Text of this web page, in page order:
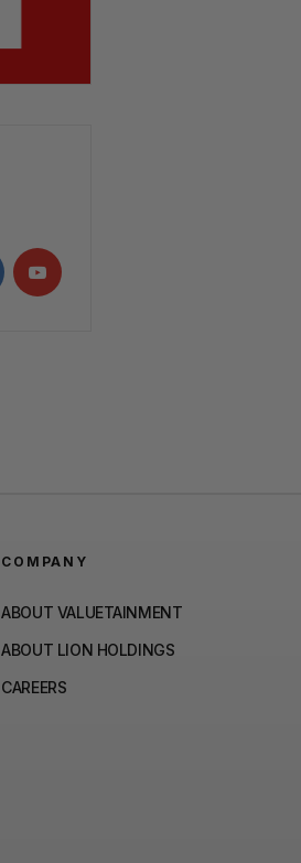
COMPANY
ABOUT VALUETAINMENT
ABOUT LION HOLDINGS
CAREERS